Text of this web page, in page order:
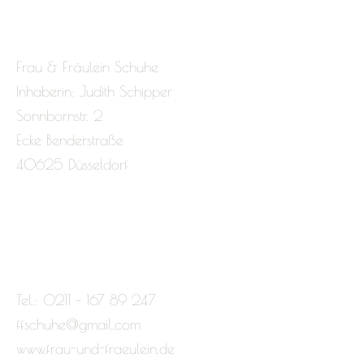
Frau & Fräulein Schuhe
Inhaberin: Judith Schipper
Sonnbornstr. 2
Ecke Benderstraße
40625 Düsseldorf
Tel.: 0211 – 167 89 247
ffschuhe@gmail.com
www.frau-und-fraeulein.de